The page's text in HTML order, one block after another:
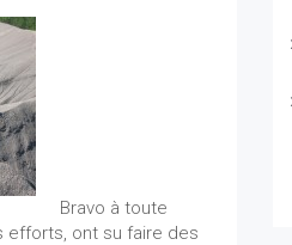
Bravo à toute
efforts, ont su faire des